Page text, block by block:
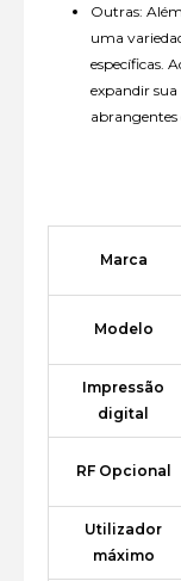
Outras:
uma
específicas.
expandir
abrangentes
Marca
Modelo
Impressão
digital
RF Opcional
Utilizador
máximo